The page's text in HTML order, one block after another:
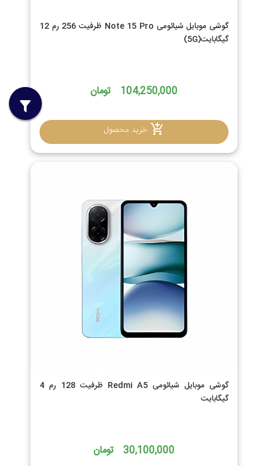
گوشی موبایل شیائومی Note 15 Pro ظرفیت 256 رم 12
گیگابایت(5G)
104,250,000 تومان
خرید محصول
گوشی موبایل شیائومی Redmi A5 ظرفیت 128 رم 4
گیگابایت
30,100,000 تومان